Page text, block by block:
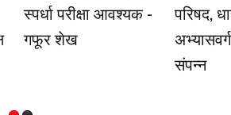
तालुकाध्यक्षपदी
कलशेट्टी;
भर
व्यवहारातून साडेदहा
लाखांची फसवणूक